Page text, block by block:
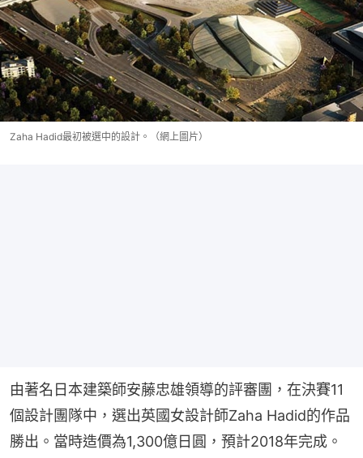
Zaha Hadid最初被選中的設計。（網上圖片）
由著名日本建築師安藤忠雄領導的評審團，在決賽11
個設計團隊中，選出英國女設計師Zaha Hadid的作品
勝出。當時造價為1,300億日圓，預計2018年完成。